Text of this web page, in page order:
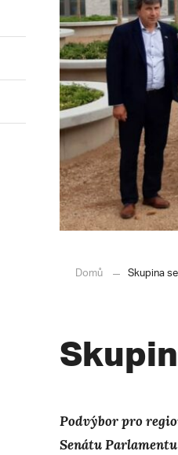
Domů Skupina
Podvýbor pro
Senátu